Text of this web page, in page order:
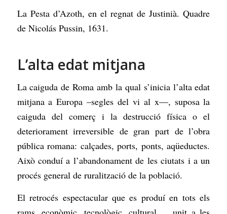
La Pesta d’Azoth, en el regnat de Justinià. Quadre
de Nicolás Pussin, 1631.
L’alta edat mitjana
La caiguda de Roma amb la qual s’inicia l’alta edat
mitjana a Europa –segles del vi al x—, suposa la
caiguda del comerç i la destrucció física o el
deteriorament irreversible de gran part de l’obra
pública romana: calçades, ports, ponts, aqüeductes.
Això conduí a l’abandonament de les ciutats i a un
procés general de ruralització de la població.
El retrocés espectacular que es produí en tots els